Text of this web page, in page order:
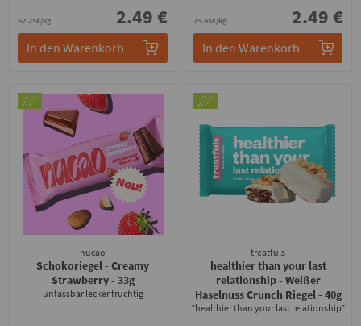
62.25€/kg 2.49 €
In den Warenkorb
75.45€/kg 2.49 €
In den Warenkorb
nucao
Schokoriegel - Creamy
Strawberry- 33g
unfassbar lecker fruchtig
treatfuls
healthier than your last
relationship - Weißer
Haselnuss Crunch Riegel- 40g
°healthier than your last relationship°